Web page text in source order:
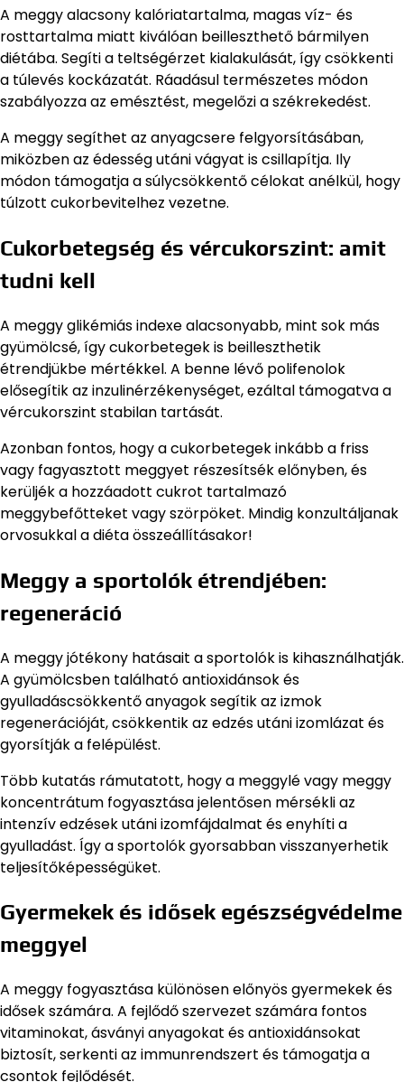
A meggy alacsony kalóriatartalma, magas víz- és
rosttartalma miatt kiválóan beilleszthető bármilyen
diétába. Segíti a teltségérzet kialakulását, így csökkenti
a túlevés kockázatát. Ráadásul természetes módon
szabályozza az emésztést, megelőzi a székrekedést.
A meggy segíthet az anyagcsere felgyorsításában,
miközben az édesség utáni vágyat is csillapítja. Ily
módon támogatja a súlycsökkentő célokat anélkül, hogy
túlzott cukorbevitelhez vezetne.
Cukorbetegség és vércukorszint: amit
tudni kell
A meggy glikémiás indexe alacsonyabb, mint sok más
gyümölcsé, így cukorbetegek is beilleszthetik
étrendjükbe mértékkel. A benne lévő polifenolok
elősegítik az inzulinérzékenységet, ezáltal támogatva a
vércukorszint stabilan tartását.
Azonban fontos, hogy a cukorbetegek inkább a friss
vagy fagyasztott meggyet részesítsék előnyben, és
kerüljék a hozzáadott cukrot tartalmazó
meggybefőtteket vagy szörpöket. Mindig konzultáljanak
orvosukkal a diéta összeállításakor!
Meggy a sportolók étrendjében:
regeneráció
A meggy jótékony hatásait a sportolók is kihasználhatják.
A gyümölcsben található antioxidánsok és
gyulladáscsökkentő anyagok segítik az izmok
regenerációját, csökkentik az edzés utáni izomlázat és
gyorsítják a felépülést.
Több kutatás rámutatott, hogy a meggylé vagy meggy
koncentrátum fogyasztása jelentősen mérsékli az
intenzív edzések utáni izomfájdalmat és enyhíti a
gyulladást. Így a sportolók gyorsabban visszanyerhetik
teljesítőképességüket.
Gyermekek és idősek egészségvédelme
meggyel
A meggy fogyasztása különösen előnyös gyermekek és
idősek számára. A fejlődő szervezet számára fontos
vitaminokat, ásványi anyagokat és antioxidánsokat
biztosít, serkenti az immunrendszert és támogatja a
csontok fejlődését.